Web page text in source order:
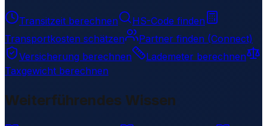
Transitzeit berechnen
HS-Code finden
Transportkosten schätzen
Partner finden (Connect)
Versicherung berechnen
Lademeter berechnen
Taxgewicht berechnen
Weiterführendes Wissen